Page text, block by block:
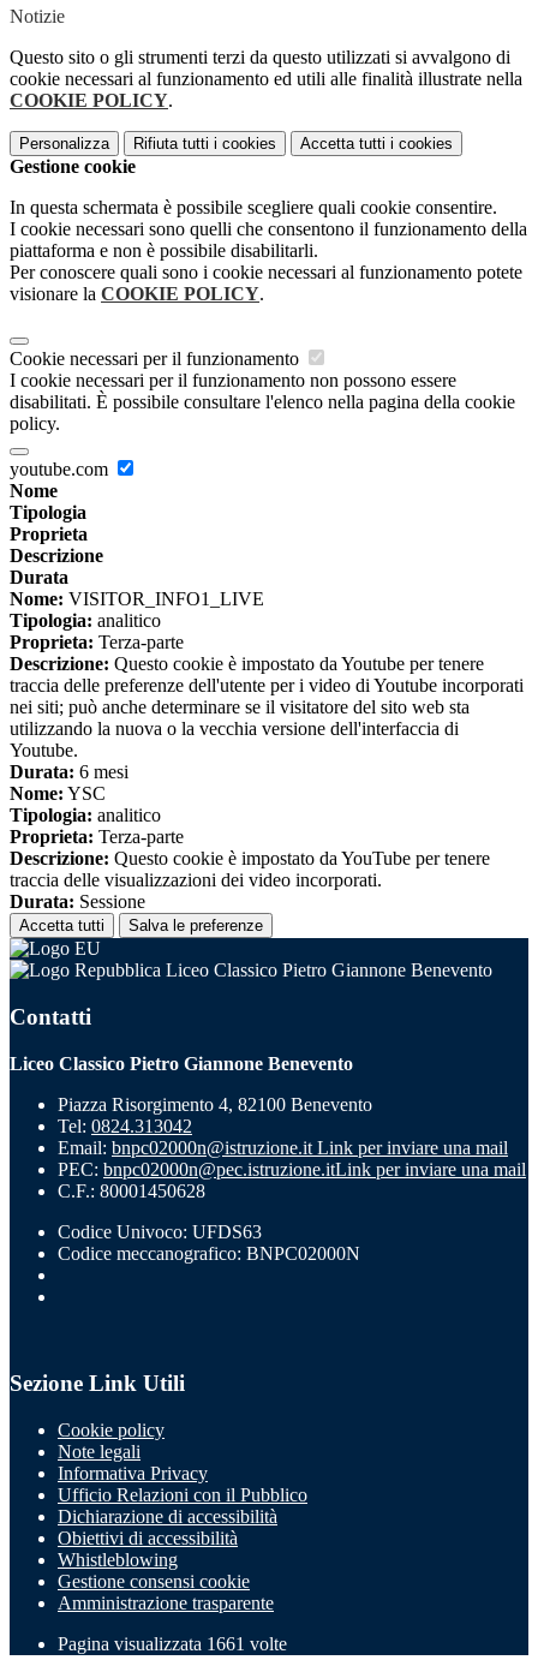
Notizie
Questo sito o gli strumenti terzi da questo utilizzati si avvalgono di
cookie necessari al funzionamento ed utili alle finalità illustrate nella
COOKIE POLICY.
Personalizza Rifiuta tutti i cookies Accetta tutti i cookies
Gestione cookie
In questa schermata è possibile scegliere quali cookie consentire.
I cookie necessari sono quelli che consentono il funzionamento della
piattaforma e non è possibile disabilitarli.
Per conoscere quali sono i cookie necessari al funzionamento potete
visionare la COOKIE POLICY.
Cookie necessari per il funzionamento
I cookie necessari per il funzionamento non possono essere
disabilitati. È possibile consultare l'elenco nella pagina della cookie
policy.
youtube.com
Nome
Tipologia
Proprieta
Descrizione
Durata
Nome: VISITOR_INFO1_LIVE
Tipologia: analitico
Proprieta: Terza-parte
Descrizione: Questo cookie è impostato da Youtube per tenere
traccia delle preferenze dell'utente per i video di Youtube incorporati
nei siti; può anche determinare se il visitatore del sito web sta
utilizzando la nuova o la vecchia versione dell'interfaccia di
Youtube.
Durata: 6 mesi
Nome: YSC
Tipologia: analitico
Proprieta: Terza-parte
Descrizione: Questo cookie è impostato da YouTube per tenere
traccia delle visualizzazioni dei video incorporati.
Durata: Sessione
Accetta tutti Salva le preferenze
Liceo Classico Pietro Giannone Benevento
Contatti
Liceo Classico Pietro Giannone Benevento
Piazza Risorgimento 4, 82100 Benevento
Tel: 0824.313042
Email: bnpc02000n@istruzione.it Link per inviare una mail
PEC: bnpc02000n@pec.istruzione.itLink per inviare una mail
C.F.: 80001450628
Codice Univoco: UFDS63
Codice meccanografico: BNPC02000N
Sezione Link Utili
Cookie policy
Note legali
Informativa Privacy
Ufficio Relazioni con il Pubblico
Dichiarazione di accessibilità
Obiettivi di accessibilità
Whistleblowing
Gestione consensi cookie
Amministrazione trasparente
Pagina visualizzata 1661 volte